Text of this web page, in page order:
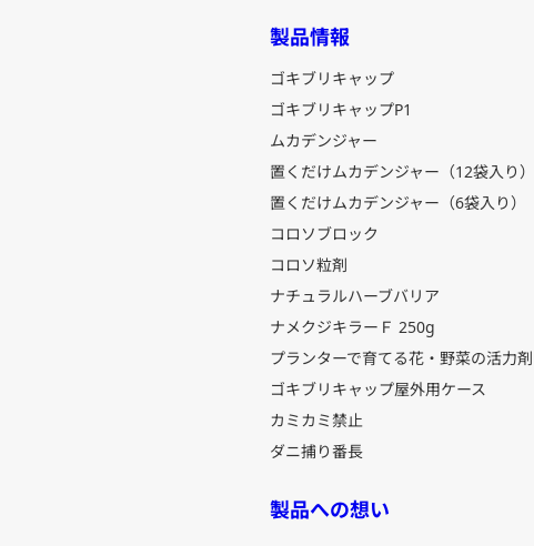
製品情報
ゴキブリキャップ
ゴキブリキャップP1
ムカデンジャー
置くだけムカデンジャー（12袋入り）
置くだけムカデンジャー（6袋入り）
コロソブロック
コロソ粒剤
ナチュラルハーブバリア
ナメクジキラーＦ 250g
プランターで育てる花・野菜の活力剤
ゴキブリキャップ屋外用ケース
カミカミ禁止
ダニ捕り番長
製品への想い